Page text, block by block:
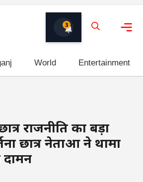
3
World Entertainment
राजनीति का बड़ा
छात्र नेताओं ने थामा
दामन